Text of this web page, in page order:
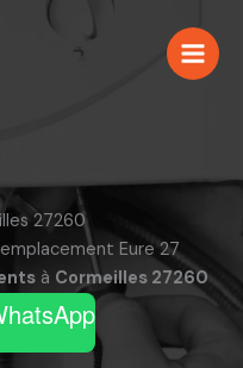
27260
Eure 27
à Cormeilles 27260